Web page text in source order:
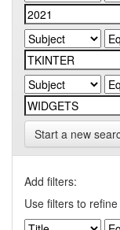
Start a new
Add filters:
Use filters to